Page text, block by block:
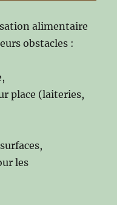
alimentaire
obstacles :
place (laiteries,
les